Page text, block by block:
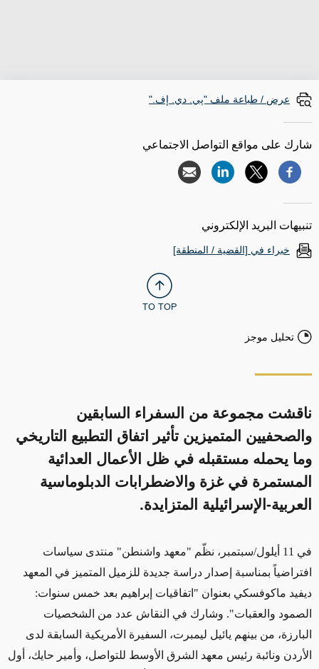
تحليل موجز
ناقشت مجموعة من السفراء السابقين
والصحفيين المتميزين تأثير اتفاق التطبيع التاريخي
وما يحمله مستقبله في ظل الأعمال العدائية
المستمرة في غزة والاضطرابات الدبلوماسية
العربية-الإسرائيلية المتزايدة.
في 11 أيلول/سبتمبر، نظّم "معهد واشنطن" منتدى سياسات
افتراضياً بمناسبة إصدار دراسة جديدة للزميل المتميز في المعهد
ديفيد ماكوفسكي بعنوان "اتفاقيات إبراهيم بعد خمس سنوات:
الصمود والعقبات". وشارك في النقاش عدد من الشخصيات
البارزة، من بينهم يائيل ليمبرت، السفيرة الأمريكية السابقة لدى
الأردن ونائبة رئيس معهد الشرق الأوسط للتواصل، وأمير حايك، أول
عرض / طباعة ملف "پي. دي. إف."
شارك على مواقع التواصل الاجتماعي
تنبيهات البريد الإلكتروني
خبراء في [القضية / المنطقة]
TO TOP